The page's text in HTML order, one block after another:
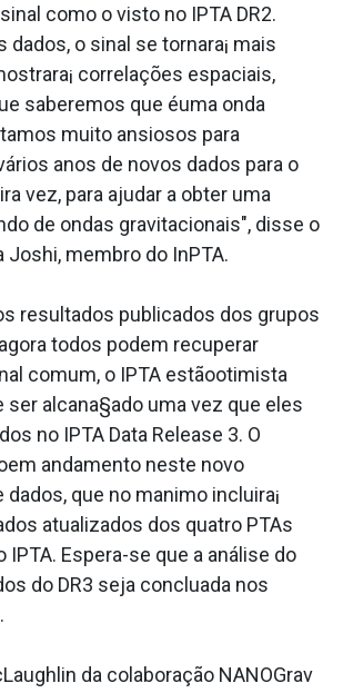
como o visto no IPTA DR2.
dados, o sinal se tornara¡ mais
correlações espaciais,
saberemos que éuma onda
muito ansiosos para
anos de novos dados para o
vez, para ajudar a obter uma
de ondas gravitacionais", disse o
Joshi, membro do InPTA.
resultados publicados dos grupos
todos podem recuperar
comum, o IPTA estãootimista
ser alcana§ado uma vez que eles
no IPTA Data Release 3. O
andamento neste novo
que no ma­nimo incluira¡
atualizados dos quatro PTAs
Espera-se que a análise do
do DR3 seja conclua­da nos
da colaboração NANOGrav